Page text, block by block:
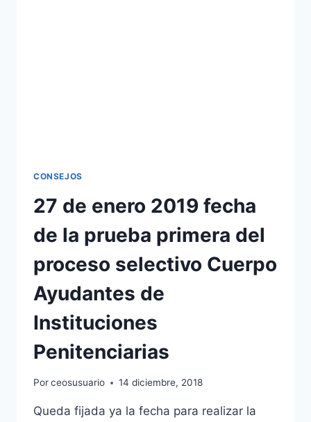
CONSEJOS
27 de enero 2019 fecha
de la prueba primera del
proceso selectivo Cuerpo
Ayudantes de
Instituciones
Penitenciarias
Porceosusuario 14 diciembre, 2018
Queda fijada ya la fecha para realizar la